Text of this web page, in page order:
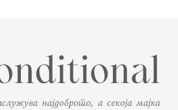
најдоброто, а секоја мајка